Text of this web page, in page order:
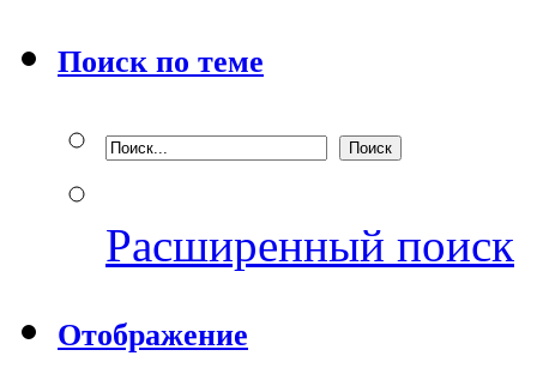
Поиск по теме
Расширенный поиск
Отображение